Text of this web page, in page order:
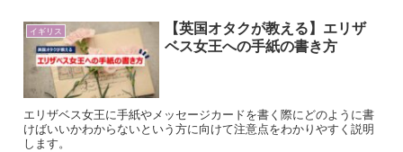
イギリス
【英国オタクが教える】エリザ
ベス女王への手紙の書き方
エリザベス女王に手紙やメッセージカードを書く際にどのように書
けばいいかわからないという方に向けて注意点をわかりやすく説明
します。